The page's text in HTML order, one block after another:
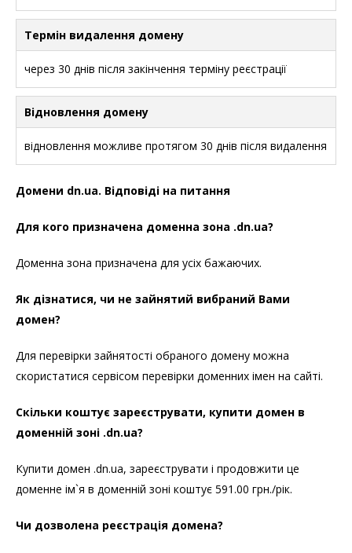
Термін видалення домену
через 30 днів після закінчення терміну реєстрації
Відновлення домену
відновлення можливе протягом 30 днів після видалення
Домени dn.ua. Відповіді на питання
Для кого призначена доменна зона .dn.ua?
Доменна зона призначена для усіх бажаючих.
Як дізнатися, чи не зайнятий вибраний Вами
домен?
Для перевірки зайнятості обраного домену можна
скористатися сервісом перевірки доменних імен на сайті.
Скільки коштує зареєструвати, купити домен в
доменній зоні .dn.ua?
Купити домен .dn.ua, зареєструвати і продовжити це
доменне ім`я в доменній зоні коштує 591.00 грн./рік.
Чи дозволена реєстрація домена?